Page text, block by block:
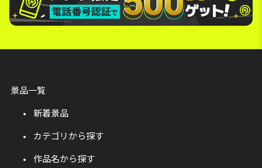
景品一覧
新着景品
カテゴリから探す
作品名から探す